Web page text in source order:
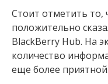
Стоит отметить то,
положительно
BlackBerry Hub. На
количество
еще более приятной.